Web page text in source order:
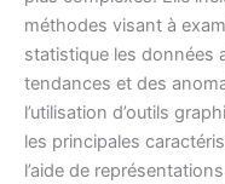
méthodes visant à
statistique les données
tendances et des
l’utilisation d’outils
les principales
l’aide de